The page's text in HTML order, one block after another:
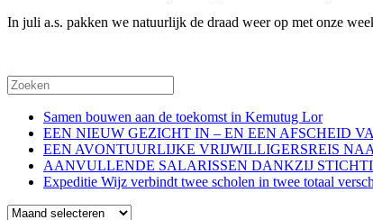
In juli a.s. pakken we natuurlijk de draad weer op met onze
Samen bouwen aan de toekomst in Kemutug Lor
EEN NIEUW GEZICHT IN – EN EEN AFSCHEID
EEN AVONTUURLIJKE VRIJWILLIGERSREIS
AANVULLENDE SALARISSEN DANKZIJ
Expeditie Wijz verbindt twee scholen in twee totaal
Blog